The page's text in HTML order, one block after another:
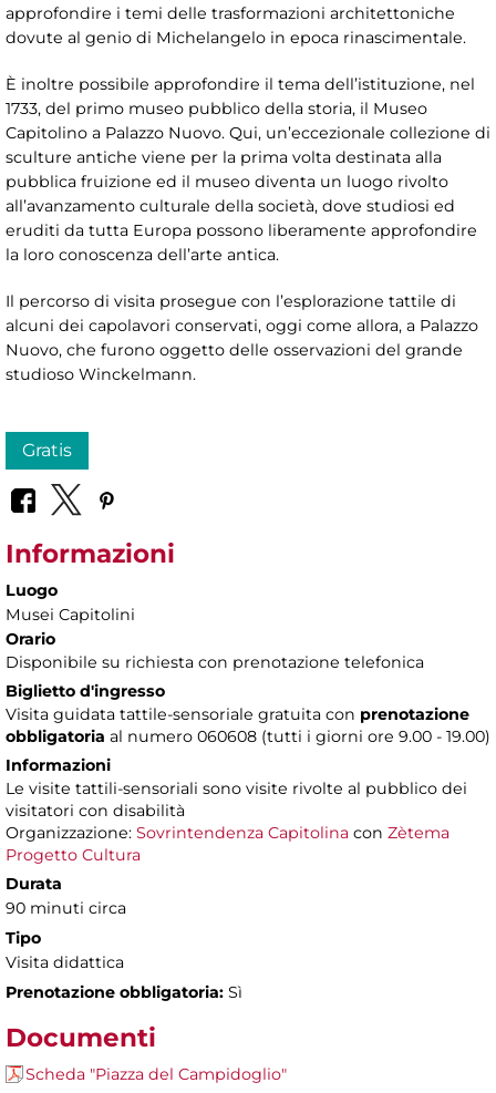
approfondire i temi delle trasformazioni architettoniche
dovute al genio di Michelangelo in epoca rinascimentale.
È inoltre possibile approfondire il tema dell’istituzione, nel
1733, del primo museo pubblico della storia, il Museo
Capitolino a Palazzo Nuovo. Qui, un’eccezionale collezione di
sculture antiche viene per la prima volta destinata alla
pubblica fruizione ed il museo diventa un luogo rivolto
all’avanzamento culturale della società, dove studiosi ed
eruditi da tutta Europa possono liberamente approfondire
la loro conoscenza dell’arte antica.
Il percorso di visita prosegue con l’esplorazione tattile di
alcuni dei capolavori conservati, oggi come allora, a Palazzo
Nuovo, che furono oggetto delle osservazioni del grande
studioso Winckelmann.
Gratis
Informazioni
Luogo
Musei Capitolini
Orario
Disponibile su richiesta con prenotazione telefonica
Biglietto d'ingresso
Visita guidata tattile-sensoriale gratuita con prenotazione
obbligatoria al numero 060608 (tutti i giorni ore 9.00 - 19.00)
Informazioni
Le visite tattili-sensoriali sono visite rivolte al pubblico dei
visitatori con disabilità
Organizzazione: Sovrintendenza Capitolina con Zètema
Progetto Cultura
Durata
90 minuti circa
Tipo
Visita didattica
Prenotazione obbligatoria: Sì
Documenti
Scheda "Piazza del Campidoglio"